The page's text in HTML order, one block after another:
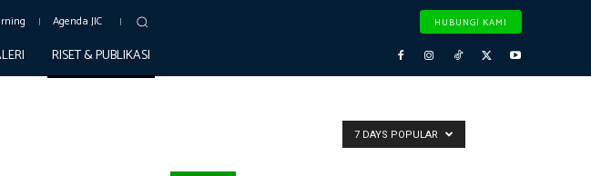
Agenda JIC HUBUNGI KAMI
RISET & PUBLIKASI
7 DAYS POPULAR